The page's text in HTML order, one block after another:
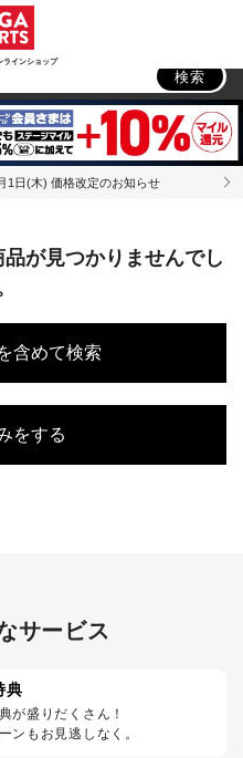
ラインショップ
検索
1日(木) 価格改定のお知らせ
が見つかりませんでし
含めて検索
をする
サービス
典
が盛りだくさん！
ンもお見逃しなく。